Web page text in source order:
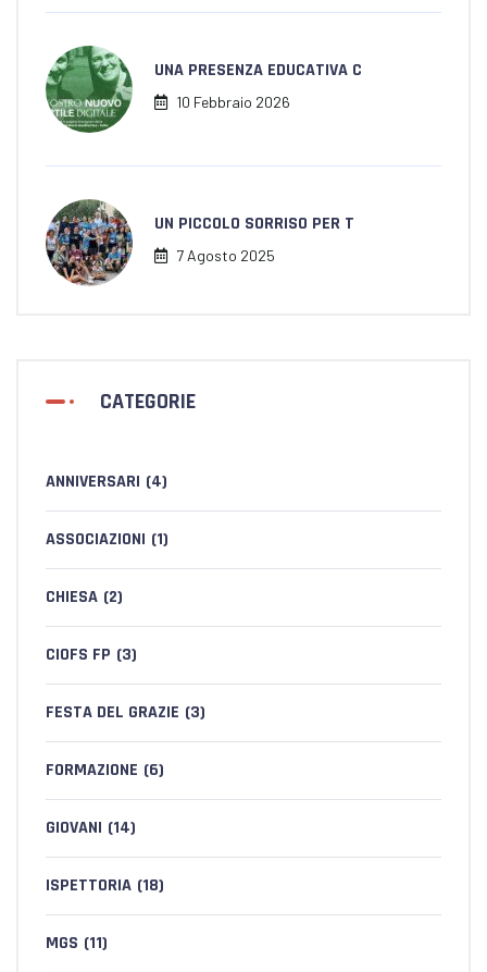
UNA PRESENZA EDUCATIVA C
10 Febbraio 2026
UN PICCOLO SORRISO PER T
7 Agosto 2025
CATEGORIE
ANNIVERSARI (4)
ASSOCIAZIONI (1)
CHIESA (2)
CIOFS FP (3)
FESTA DEL GRAZIE (3)
FORMAZIONE (6)
GIOVANI (14)
ISPETTORIA (18)
MGS (11)